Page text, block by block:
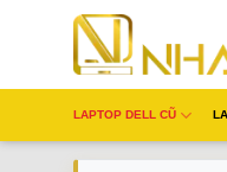
LAPTOP DELL CŨ